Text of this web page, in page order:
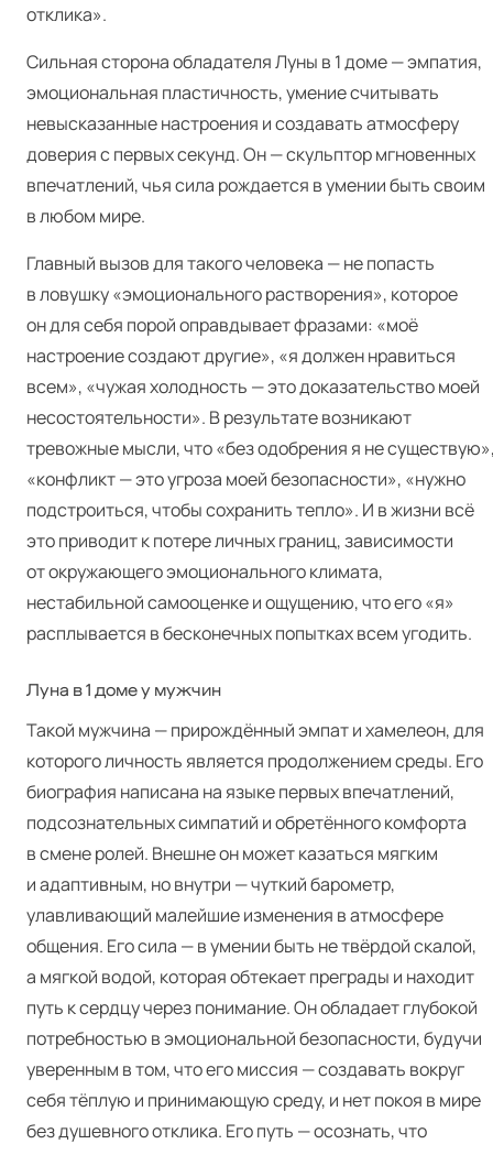
отклика».
Сильная сторона обладателя Луны в 1 доме — эмпатия,
эмоциональная пластичность, умение считывать
невысказанные настроения и создавать атмосферу
доверия с первых секунд. Он — скульптор мгновенных
впечатлений, чья сила рождается в умении быть своим
в любом мире.
Главный вызов для такого человека — не попасть
в ловушку «эмоционального растворения», которое
он для себя порой оправдывает фразами: «моё
настроение создают другие», «я должен нравиться
всем», «чужая холодность — это доказательство моей
несостоятельности». В результате возникают
тревожные мысли, что «без одобрения я не
«конфликт — это угроза моей безопасности», «нужно
подстроиться, чтобы сохранить тепло». И в жизни всё
это приводит к потере личных границ, зависимости
от окружающего эмоционального климата,
нестабильной самооценке и ощущению, что его «я»
расплывается в бесконечных попытках всем угодить.
Луна в 1 доме у мужчин
Такой мужчина — прирождённый эмпат и хамелеон, для
которого личность является продолжением среды. Его
биография написана на языке первых впечатлений,
подсознательных симпатий и обретённого комфорта
в смене ролей. Внешне он может казаться мягким
и адаптивным, но внутри — чуткий барометр,
улавливающий малейшие изменения в атмосфере
общения. Его сила — в умении быть не твёрдой скалой,
а мягкой водой, которая обтекает преграды и находит
путь к сердцу через понимание. Он обладает глубокой
потребностью в эмоциональной безопасности, будучи
уверенным в том, что его миссия — создавать вокруг
себя тёплую и принимающую среду, и нет покоя в мире
без душевного отклика. Его путь — осознать, что